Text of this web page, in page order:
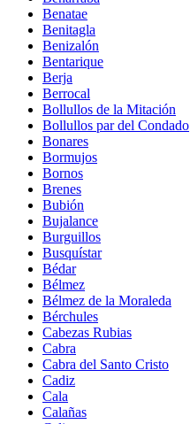
Benatae
Benitagla
Benizalón
Bentarique
Berja
Berrocal
Bollullos de la Mitación
Bollullos par del Condado
Bonares
Bormujos
Bornos
Brenes
Bubión
Bujalance
Burguillos
Busquístar
Bédar
Bélmez
Bélmez de la Moraleda
Bérchules
Cabezas Rubias
Cabra
Cabra del Santo Cristo
Cadiz
Cala
Calañas